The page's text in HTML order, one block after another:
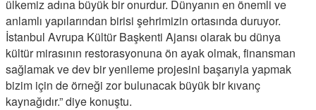
ülkemiz adına büyük bir onurdur. Dünyanın en önemli ve
anlamlı yapılarından birisi şehrimizin ortasında duruyor.
İstanbul Avrupa Kültür Başkenti Ajansı olarak bu dünya
kültür mirasının restorasyonuna ön ayak olmak, finansman
sağlamak ve dev bir yenileme projesini başarıyla yapmak
bizim için de örneği zor bulunacak büyük bir kıvanç
kaynağıdır.” diye konuştu.